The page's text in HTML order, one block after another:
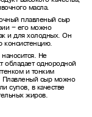
масла.
плавленый сыр
– его можно
и для холодных. Он
консистенцию.
Не
обладает однородной
и тонким
Плавленый сыр можно
супов, в качестве
жиров.